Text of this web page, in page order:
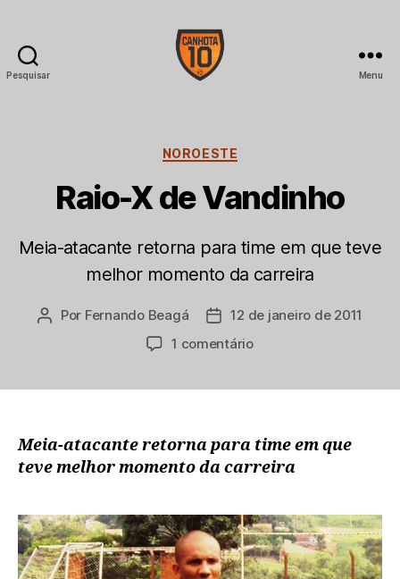
Pesquisar Menu
Categorias
NOROESTE
Raio-X de Vandinho
Meia-atacante retorna para time em que teve
melhor momento da carreira
Autor
Por Fernando Beagá
Data
de
12 de janeiro de 2011
1 comentárioem
Meia-atacante retorna para time em que
teve melhor momento da carreira